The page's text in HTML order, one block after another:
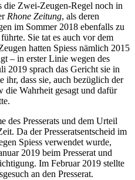
die Zwei-Zeugen-Regel noch in
Rhone Zeitung, als deren
im Sommer 2018 ebenfalls zu
Sie tat es auch vor dem
hatten Spiess nämlich 2015
– in erster Linie wegen des
2019 sprach das Gericht sie in
ihr, dass sie, auch bezüglich der
Wahrheit gesagt und dafür
des Presserats und dem Urteil
Da der Presseratsentscheid im
Spiess verwendet wurde,
2019 beim Presserat und
Im Februar 2019 stellte
an den Presserat.